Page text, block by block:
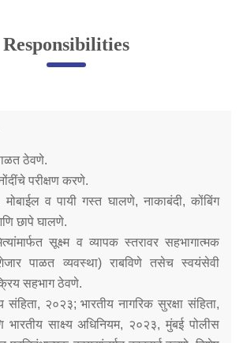
Corner
Services
Compensation
Information
Status
Unit
Wall
Responsibilities
ठेवणे.
परीक्षण करणे.
व पायी गस्त घालणे, नाकाबंदी, कोंबिंग
छापे घालणे.
सूक्ष्म व व्यापक स्तरावर सहभागात्मक
पाळत व्यवस्था) राबविणे तसेच स्वयंसेवी
सहभाग ठेवणे.
संहिता, २०२३; भारतीय नागरिक सुरक्षा संहिता,
साक्ष्य अधिनियम, २०२३, मुंबई पोलीस